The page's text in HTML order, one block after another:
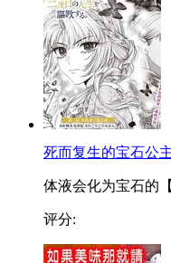
死而复生的宝石公
体液会化为宝石的
评分: